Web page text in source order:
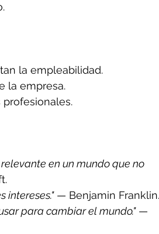
la empleabilidad.
la empresa.
en un mundo que no
intereses." — Benjamin Franklin.
para cambiar el mundo." —